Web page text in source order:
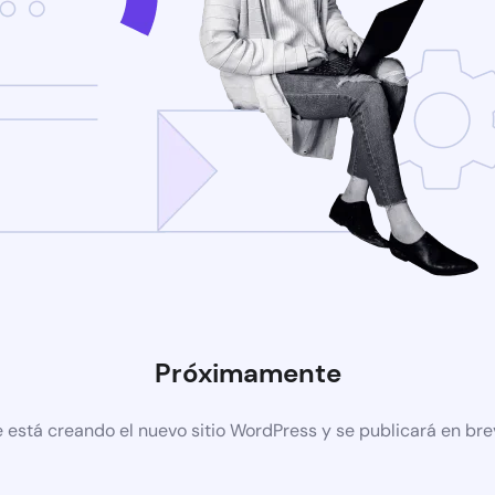
Próximamente
está creando el nuevo sitio WordPress y se publicará en